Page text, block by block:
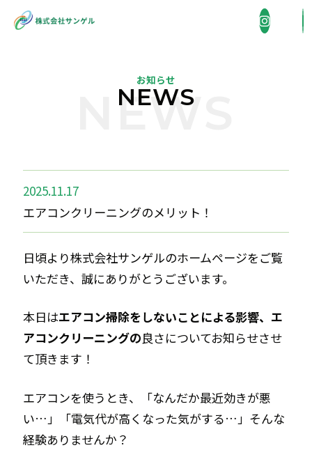
COMPANY
省エネ機器販売・施工
住宅総合リフォーム
エアコンクリーニング
WORKS
施工実績
お問い合わせ
お知らせ
お知らせ
NEWS
NEWS
2025.11.17
エアコンクリーニングのメリット！
日頃より株式会社サンゲルのホームページをご覧
いただき、誠にありがとうございます。
本日はエアコン掃除をしないことによる影響、エ
アコンクリーニングの良さについてお知らせさせ
て頂きます！
エアコンを使うとき、「なんだか最近効きが悪
い…」「電気代が高くなった気がする…」そんな
経験ありませんか？